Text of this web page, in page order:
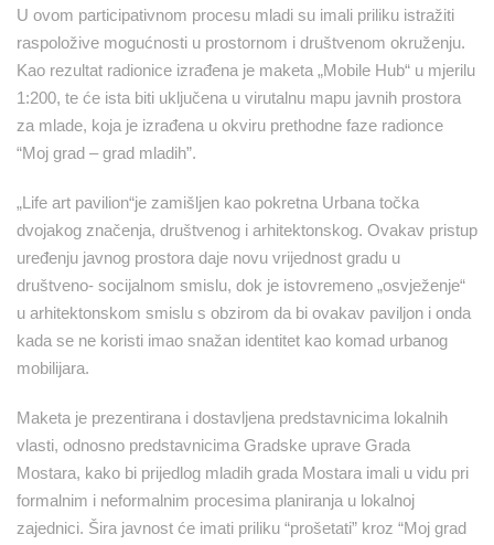
U ovom participativnom procesu mladi su imali priliku istražiti
raspoložive mogućnosti u prostornom i društvenom okruženju.
Kao rezultat radionice izrađena je maketa „Mobile Hub“ u mjerilu
1:200, te će ista biti uključena u virutalnu mapu javnih prostora
za mlade, koja je izrađena u okviru prethodne faze radionce
“Moj grad – grad mladih”.
„Life art pavilion“je zamišljen kao pokretna Urbana točka
dvojakog značenja, društvenog i arhitektonskog. Ovakav pristup
uređenju javnog prostora daje novu vrijednost gradu u
društveno- socijalnom smislu, dok je istovremeno „osvježenje“
u arhitektonskom smislu s obzirom da bi ovakav paviljon i onda
kada se ne koristi imao snažan identitet kao komad urbanog
mobilijara.
Maketa je prezentirana i dostavljena predstavnicima lokalnih
vlasti, odnosno predstavnicima Gradske uprave Grada
Mostara, kako bi prijedlog mladih grada Mostara imali u vidu pri
formalnim i neformalnim procesima planiranja u lokalnoj
zajednici. Šira javnost će imati priliku “prošetati” kroz “Moj grad